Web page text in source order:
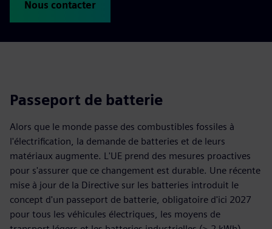
Nous contacter
Passeport de batterie
Alors que le monde passe des combustibles fossiles à
l'électrification, la demande de batteries et de leurs
matériaux augmente. L'UE prend des mesures proactives
pour s'assurer que ce changement est durable. Une récente
mise à jour de la Directive sur les batteries introduit le
concept d'un passeport de batterie, obligatoire d'ici 2027
pour tous les véhicules électriques, les moyens de